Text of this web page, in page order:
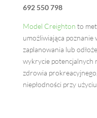
692 550 798
Model Creighton to
umożliwiająca poznanie
zaplanowania lub
wykrycie potencjalnych
zdrowia
niepłodności przy